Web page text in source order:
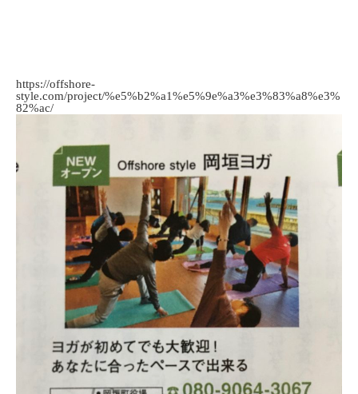
https://offshore-
style.com/project/%e5%b2%a1%e5%9e%a3%e3%83%a8%e3%
82%ac/